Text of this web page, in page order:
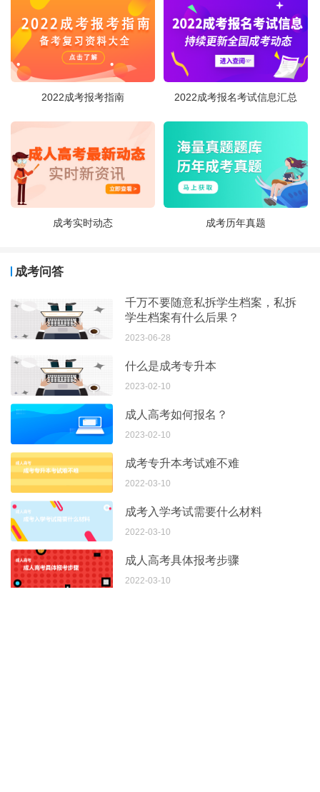
2022成考报考指南 2022成考报名考试信息汇总
成考实时动态 成考历年真题
成考问答
千万不要随意私拆学生档案，私拆
学生档案有什么后果？
2023-06-28
什么是成考专升本
2023-02-10
成人高考如何报名？
2023-02-10
成考专升本考试难不难
2022-03-10
成考入学考试需要什么材料
2022-03-10
成人高考具体报考步骤
2022-03-10